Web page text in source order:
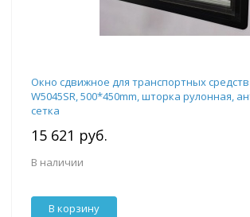
Окно сдвижное для транспортных
W5045SR, 500*450mm, шторка рулонная,
сетка
15 621 руб.
В наличии
В корзину